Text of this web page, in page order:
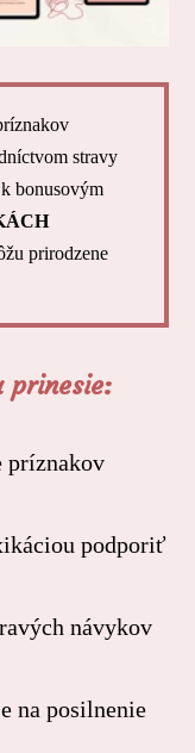
stravy
bonusovým
prirodzene
prinesie:
príznakov
podporiť
návykov
na posilnenie